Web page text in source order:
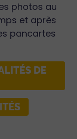
photos au
et après
pancartes
DE